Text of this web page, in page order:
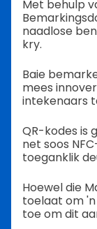
Met behulp
naadlose
kry.
Baie
mees
intekenaars
QR-kodes is
net soos
toeganklik
Hoewel die
toelaat om
toe om dit